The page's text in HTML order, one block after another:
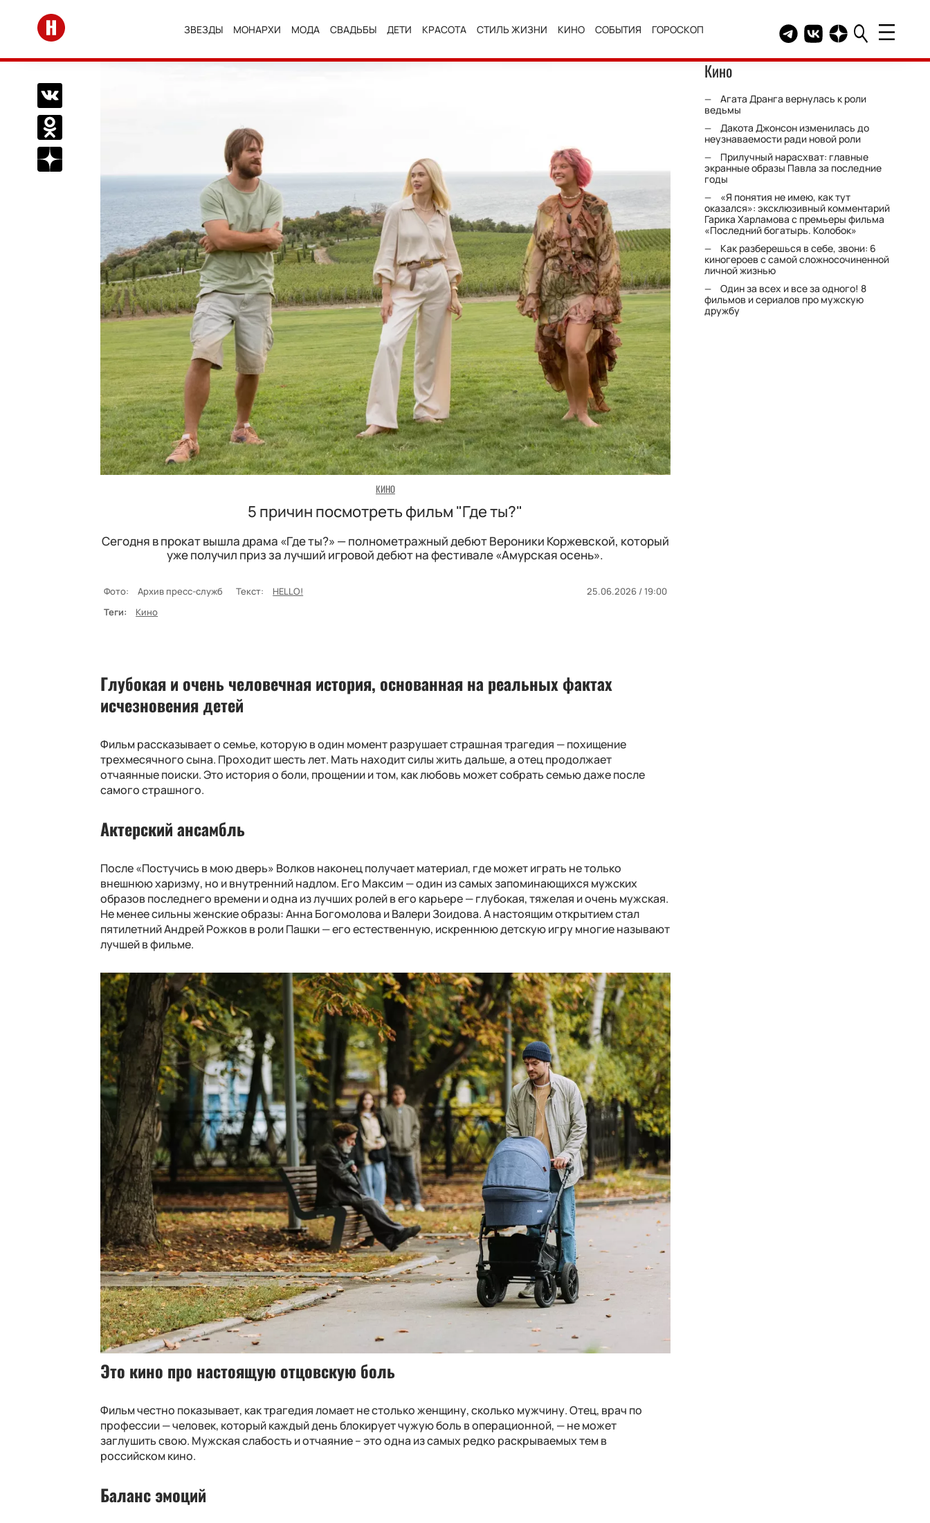
Перейти на главную
ЗВЕЗДЫ МОНАРХИ МОДА СВАДЬБЫ ДЕТИ КРАСОТА СТИЛЬ ЖИЗНИ КИНО СОБЫТИЯ ГОРОСКОП Telegram канал HELLO
Группа HELLO
Канал HELLO в
Поделиться Вконтакте
Поделиться в Одноклассниках
Подписаться на нас в Дзен
КИНО
5 причин посмотреть фильм "Где ты?"
Сегодня в прокат вышла драма «Где ты?» — полнометражный дебют Вероники Коржевской, который
уже получил приз за лучший игровой дебют на фестивале «Амурская осень».
Фото: Архив пресс-служб Текст: HELLO!
25.06.2026 / 19:00
Теги:
Кино
Глубокая и очень человечная история, основанная на реальных фактах
исчезновения детей
Фильм рассказывает о семье, которую в один момент разрушает страшная трагедия — похищение
трехмесячного сына. Проходит шесть лет. Мать находит силы жить дальше, а отец продолжает
отчаянные поиски. Это история о боли, прощении и том, как любовь может собрать семью даже после
самого страшного.
Актерский ансамбль
После «Постучись в мою дверь» Волков наконец получает материал, где может играть не только
внешнюю харизму, но и внутренний надлом. Его Максим — один из самых запоминающихся мужских
образов последнего времени и одна из лучших ролей в его карьере — глубокая, тяжелая и очень мужская.
Не менее сильны женские образы: Анна Богомолова и Валери Зоидова. А настоящим открытием стал
пятилетний Андрей Рожков в роли Пашки — его естественную, искреннюю детскую игру многие называют
лучшей в фильме.
Это кино про настоящую отцовскую боль
Фильм честно показывает, как трагедия ломает не столько женщину, сколько мужчину. Отец, врач по
профессии — человек, который каждый день блокирует чужую боль в операционной, — не может
заглушить свою. Мужская слабость и отчаяние – это одна из самых редко раскрываемых тем в
российском кино.
Баланс эмоций
Кино
Агата Дранга вернулась к роли
ведьмы
Дакота Джонсон изменилась до
неузнаваемости ради новой роли
Прилучный нарасхват: главные
экранные образы Павла за последние
годы
«Я понятия не имею, как тут
оказался»: эксклюзивный комментарий
Гарика Харламова с премьеры фильма
«Последний богатырь. Колобок»
Как разберешься в себе, звони: 6
киногероев с самой сложносочиненной
личной жизнью
Один за всех и все за одного! 8
фильмов и сериалов про мужскую
дружбу